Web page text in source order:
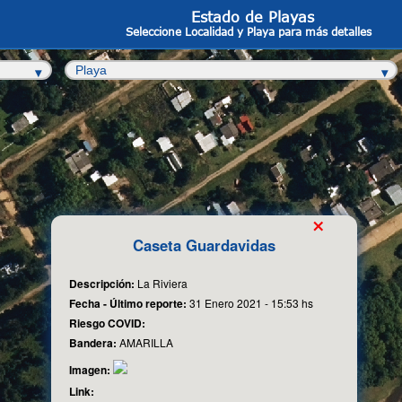
Estado de Playas
Seleccione Localidad y Playa para más detalles
Caseta Guardavidas
Descripción: La Riviera
Fecha - Último reporte:31 Enero 2021 - 15:53 hs
Riesgo COVID:
Bandera:AMARILLA
Imagen:
Link:
×